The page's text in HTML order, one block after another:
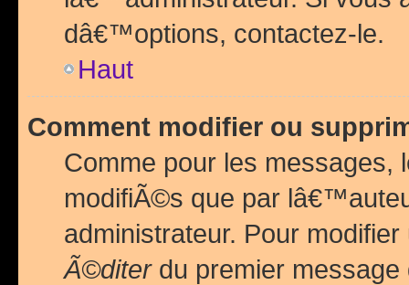
dâ€™options, contactez-le.
Haut
Comment modifier ou
Comme pour les messages,
modifiÃ©s que par
administrateur. Pour
Ã©diterdu premier